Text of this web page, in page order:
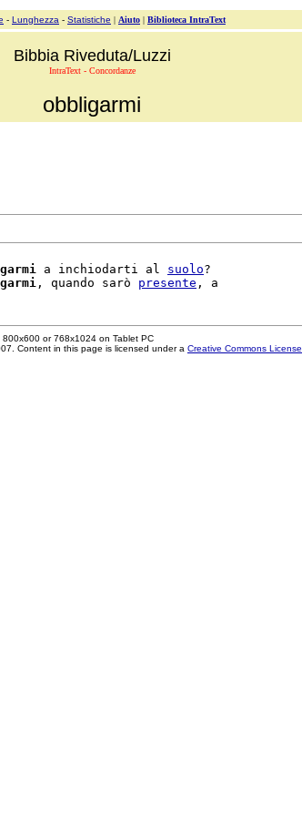
- Lunghezza - Statistiche | Aiuto | Biblioteca IntraText
Bibbia Riveduta/Luzzi
IntraText - Concordanze
obbligarmi
a inchiodarti al suolo?
, quando sarò presente
or 768x1024 on Tablet PC
Content in this page is licensed under a Creative Commons License